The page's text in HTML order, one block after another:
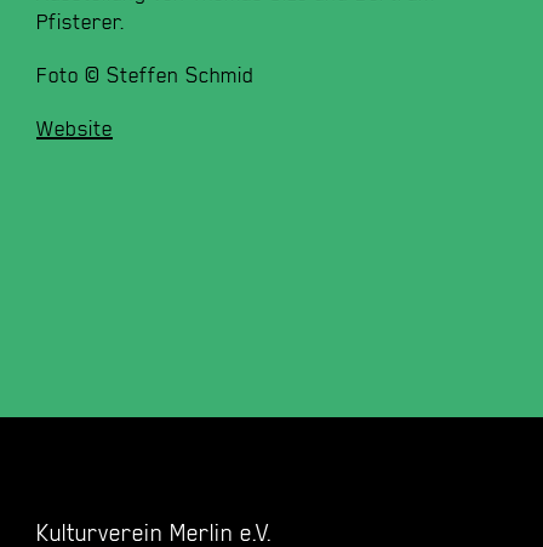
Pfisterer.
Foto © Steffen Schmid
Website
Kulturverein Merlin e.V.